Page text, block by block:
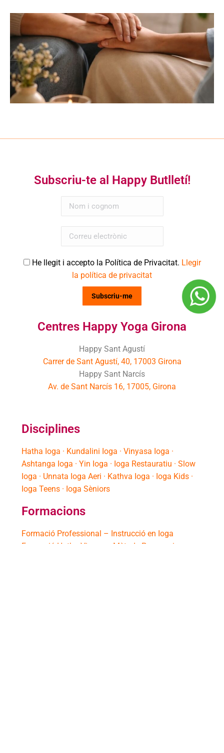
Subscriu-te al Happy Butlletí!
He llegit i accepto la Política de Privacitat. Llegir
la política de privacitat
Centres Happy Yoga Girona
Happy Sant Agustí
Carrer de Sant Agustí, 40, 17003 Girona
Happy Sant Narcís
Av. de Sant Narcís 16, 17005, Girona
Disciplines
Hatha Ioga · Kundalini Ioga · Vinyasa Ioga ·
Ashtanga Ioga · Yin Ioga · Ioga Restauratiu · Slow
Ioga · Unnata Ioga Aeri · Kathva Ioga · Ioga Kids ·
Ioga Teens · Ioga Sèniors
Formacions
Formació Professional – Instrucció en Ioga
Formació Hatha Vinyasa: Mètode Progressiu